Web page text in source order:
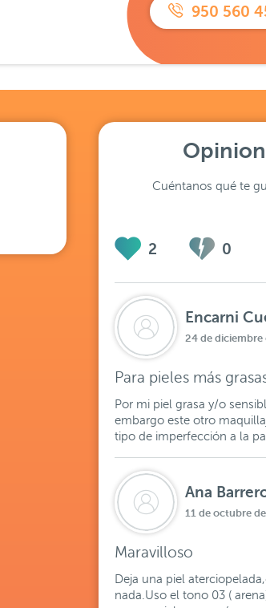
950 560
Cuéntanos qué te
2 0
Encarni
24 de
Para pieles más
Por mi piel grasa y/o
embargo este otro
tipo de imperfección a la
Ana
11 de octubre
Maravilloso
Deja una piel
nada.Uso el tono 03 (